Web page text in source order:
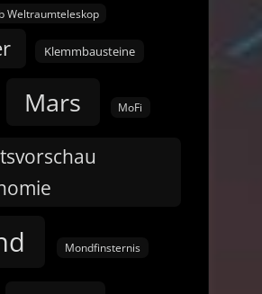
Weltraumteleskop
Klemmbausteine
Mars MoFi
Mondfinsternis